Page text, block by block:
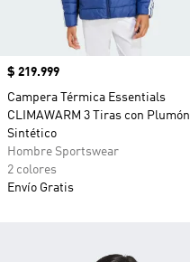
Precio
$ 219.999
Campera Térmica Essentials
CLIMAWARM 3 Tiras con Plumón
Sintético
Hombre Sportswear
2 colores
Envío Gratis